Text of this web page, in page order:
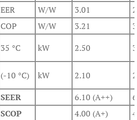
EER W/W 3.01
COP
W/W 3.21
35 °C kW 2.50
(-10 °C) kW 2.10
SEER 6.10 (A++)
SCOP
4.00 (A+)